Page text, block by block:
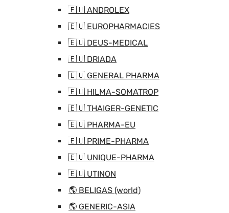
🇪🇺 ANDROLEX
🇪🇺 EUROPHARMACIES
🇪🇺 DEUS-MEDICAL
🇪🇺 DRIADA
🇪🇺 GENERAL PHARMA
🇪🇺 HILMA-SOMATROP
🇪🇺 THAIGER-GENETIC
🇪🇺 PHARMA-EU
🇪🇺 PRIME-PHARMA
🇪🇺 UNIQUE-PHARMA
🇪🇺 UTINON
🌎 BELIGAS (world)
🌎 GENERIC-ASIA